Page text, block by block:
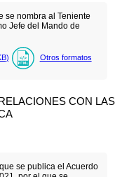
se nombra al Teniente
Jefe del Mando de
) Otros formatos
CON LAS
se publica el Acuerdo